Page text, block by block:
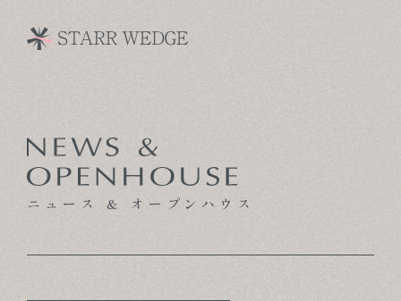
CONCEPT
TECHNOLOGY
ニュース & オープンハウス